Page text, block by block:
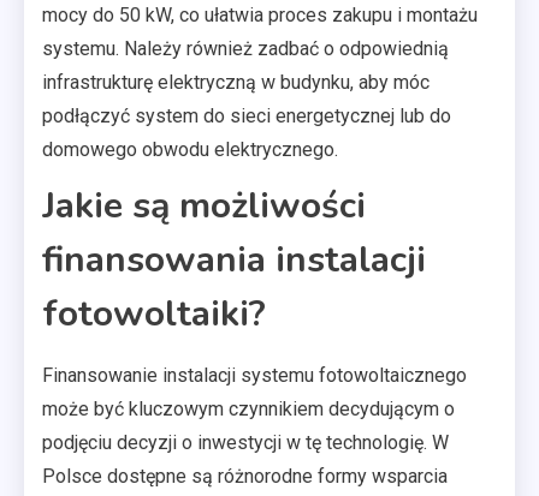
mocy do 50 kW, co ułatwia proces zakupu i montażu
systemu. Należy również zadbać o odpowiednią
infrastrukturę elektryczną w budynku, aby móc
podłączyć system do sieci energetycznej lub do
domowego obwodu elektrycznego.
Jakie są możliwości
finansowania instalacji
fotowoltaiki?
Finansowanie instalacji systemu fotowoltaicznego
może być kluczowym czynnikiem decydującym o
podjęciu decyzji o inwestycji w tę technologię. W
Polsce dostępne są różnorodne formy wsparcia